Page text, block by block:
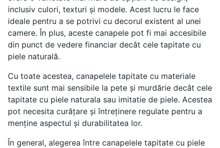
inclusiv culori, texturi și modele. Acest lucru le face
ideale pentru a se potrivi cu decorul existent al unei
camere. În plus, aceste canapele pot fi mai accesibile
din punct de vedere financiar decât cele tapitate cu
piele naturală.
Cu toate acestea, canapelele tapitate cu materiale
textile sunt mai sensibile la pete și murdărie decât cele
tapitate cu piele naturala sau imitatie de piele. Acestea
pot necesita curățare și întreținere regulate pentru a
menține aspectul și durabilitatea lor.
În general, alegerea între canapelele tapitate cu piele